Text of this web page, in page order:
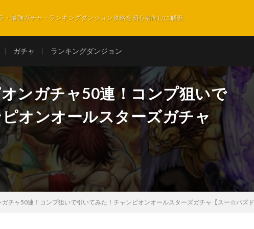
・最強ガチャ・ランキングダンジョン攻略を初心者向けに解説
ガチャ ランキングダンジョン
ンガチャ50連！コンプ狙いで
オンオールスターズガチャ
ガチャ50連！コンプ狙いで引いてみた！チャンピオンオールスターズガチャ【スー☆パズ